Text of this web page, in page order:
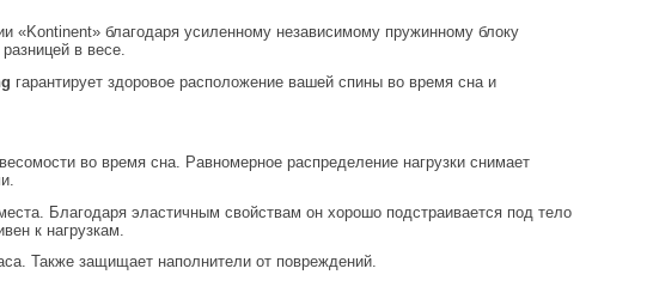
«Kontinent» благодаря усиленному независимому пружинному блоку
в весе.
гарантирует здоровое расположение вашей спины во время сна и
во время сна. Равномерное распределение нагрузки снимает
к нагрузкам.
Также защищает наполнители от повреждений.